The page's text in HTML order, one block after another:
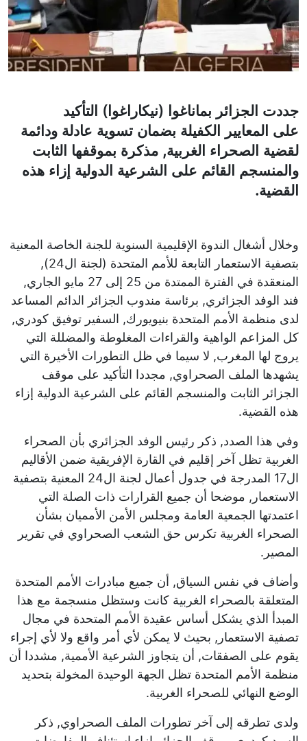
جددت الجزائر بماناغوا (نيكاراغوا) التأكيد
على المعايير الكفيلة بضمان تسوية عادلة ودائمة
لقضية الصحراء الغربية, مذكرة بموقفها الثابت
والمنسجم القائم على الشرعية الدولية إزاء هذه
القضية.
وخلال أشغال الندوة الإقليمية السنوية للجنة الخاصة المعنية
بتصفية الاستعمار التابعة للأمم المتحدة (لجنة ال24),
المنعقدة في الفترة الممتدة من 25 إلى 27 مايو الجاري,
فند الوفد الجزائري, برئاسة مندوب الجزائر الدائم المساعد
لدى منظمة الأمم المتحدة بنيويورك, السفير توفيق كودري,
كل المزاعم الواهية والقراءات المغلوطة والمضللة التي
يروج لها المغرب, لا سيما في ظل التطورات الأخيرة التي
يشهدها الملف الصحراوي, مجددا التأكيد على موقف
الجزائر الثابت والمنسجم القائم على الشرعية الدولية إزاء
هذه القضية.
وفي هذا الصدد, ذكر رئيس الوفد الجزائري بأن الصحراء
الغربية تظل آخر إقليم في القارة الإفريقية ضمن الأقاليم
ال17 المدرجة في جدول أعمال لجنة ال24 المعنية بتصفية
الاستعمار, موضحا أن جميع القرارات ذات الصلة التي
اعتمدتها الجمعية العامة ومجلس الأمن الأمميان بشأن
الصحراء الغربية تكرس حق الشعب الصحراوي في تقرير
المصير.
وأضاف في نفس السياق, أن جميع مبادرات الأمم المتحدة
المتعلقة بالصحراء الغربية كانت وستظل منسجمة مع هذا
المبدأ الذي يشكل أساس عقيدة الأمم المتحدة في مجال
تصفية الاستعمار, بحيث لا يمكن لأي أمر واقع ولا لأي إجراء
يقوم على الصفقات, أن يتجاوز الشرعية الأممية, مشددا أن
منظمة الأمم المتحدة تظل الجهة الوحيدة المخولة بتحديد
الوضع النهائي للصحراء الغربية.
ولدى تطرقه إلى آخر تطورات الملف الصحراوي, ذكر